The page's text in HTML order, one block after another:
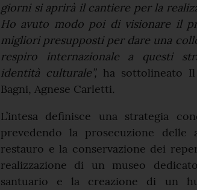
giorni si aprirà il cantiere per la
Ho avuto modo poi di visionare il
migliori presupposti per dare una
respiro internazionale a questi
identità culturale”, ha sottolineato
Bagni, Agnese Carletti.
L’intesa definisce una strategia
prevedendo la prosecuzione
restauro e la conservazione dei
realizzazione di un museo
santuario e la creazione di un